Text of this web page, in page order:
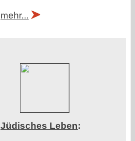
mehr...
Jüdisches Leben: